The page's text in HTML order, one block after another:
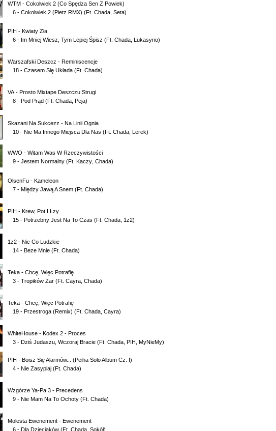
WTM - Cokolwiek 2 (Co Spędza Sen Z Powiek)
6 - Cokolwiek 2 (Pietz RMX) (Ft. Chada Seta)
PIH - Kwiaty Zła
6 - Im Mniej Wiesz, Tym Lepiej Śpisz (Ft. Chada Lukasyno)
Warszafski Deszcz - Reminiscencje
18 - Czasem Się Układa (Ft. Chada)
VA - Prosto Mixtape Deszczu Strugi
8 - Pod Prąd (Ft. Chada Peja)
Skazani Na Sukcezz - Na Linii Ognia
10 - Nie Ma Innego Miejsca Dla Nas (Ft. Chada Lerek)
WWO - Witam Was W Rzeczywistości
9 - Jestem Normalny (Ft. Kaczy Chada)
OlsenFu - Kameleon
7 - Między Jawą A Snem (Ft. Chada)
PIH - Krew, Pot I Łzy
15 - Potrzebny Jest Na To Czas (Ft. Chada 1z2)
1z2 - Nic Co Ludzkie
14 - Beze Mnie (Ft. Chada)
Teka - Chcę, Więc Potrafię
3 - Tropików Żar (Ft. Cayra Chada)
Teka - Chcę, Więc Potrafię
19 - Przestroga (Remix) (Ft. Chada Cayra)
WhiteHouse - Kodex 2 - Proces
3 - Dziś Judaszu, Wczoraj Bracie (Ft. Chada PIH MyNieMy)
PIH - Boisz Się Alarmów... (Peiha Solo Album Cz. I)
4 - Nie Zasypiaj (Ft. Chada)
Wzgórze Ya-Pa 3 - Precedens
9 - Nie Mam Na To Ochoty (Ft. Chada)
Molesta Ewenement - Ewenement
6 - Dla Dzieciaków (Ft. Chada Sokół)